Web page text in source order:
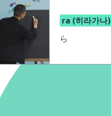
ra (히라가나)
ら